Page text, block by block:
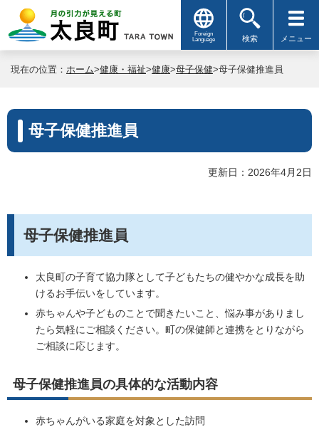
Foreign
Language
検索 メニュー
現在の位置： ホーム>健康・福祉>健康>母子保健>母子保健推進員
母子保健推進員
更新日：2026年4月2日
母子保健推進員
太良町の子育て協力隊として子どもたちの健やかな成長を助
けるお手伝いをしています。
赤ちゃんや子どものことで聞きたいこと、悩み事がありまし
たら気軽にご相談ください。町の保健師と連携をとりながら
ご相談に応じます。
母子保健推進員の具体的な活動内容
赤ちゃんがいる家庭を対象とした訪問